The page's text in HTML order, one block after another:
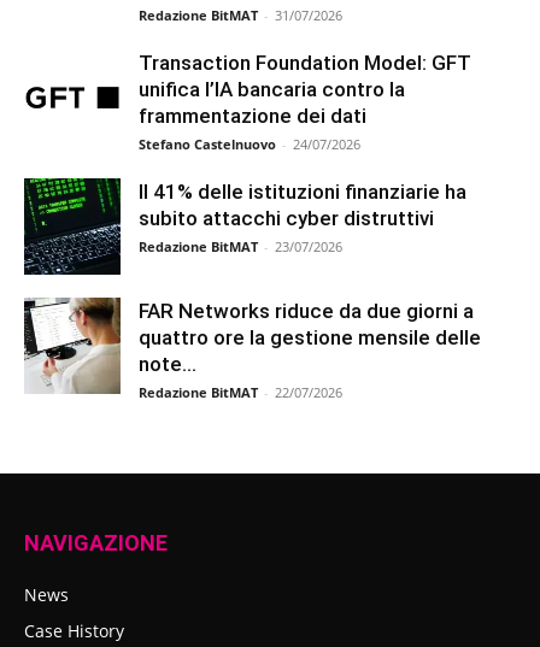
Redazione BitMAT - 31/07/2026
Transaction Foundation Model: GFT
unifica l’IA bancaria contro la
frammentazione dei dati
Stefano Castelnuovo - 24/07/2026
Il 41% delle istituzioni finanziarie ha
subito attacchi cyber distruttivi
Redazione BitMAT - 23/07/2026
FAR Networks riduce da due giorni a
quattro ore la gestione mensile delle
note...
Redazione BitMAT - 22/07/2026
NAVIGAZIONE
News
Case History